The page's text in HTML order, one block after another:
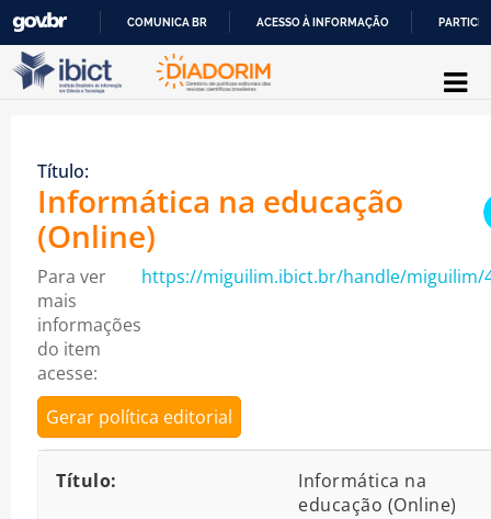
IR
COMUNICA BR ACESSO À INFORMAÇÃO
Pular para o conteúdo
Título:
Informática na educação
(Online)
Para ver
mais
informações
do item
acesse:
https://miguilim.ibict.br/handle/miguilim/
Gerar política editorial
Título:
Informática na
educação (Online)